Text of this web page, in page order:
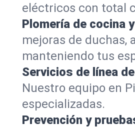
eléctricos con total
Plomería de cocina
mejoras de duchas,
manteniendo tus
Servicios de línea
Nuestro equipo en
especializadas.
Prevención y